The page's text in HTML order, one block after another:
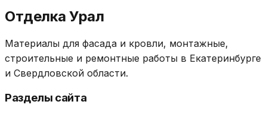
Отделка Урал
Материалы для фасада и кровли, монтажные,
строительные и ремонтные работы в Екатеринбурге
и Свердловской области.
Разделы сайта